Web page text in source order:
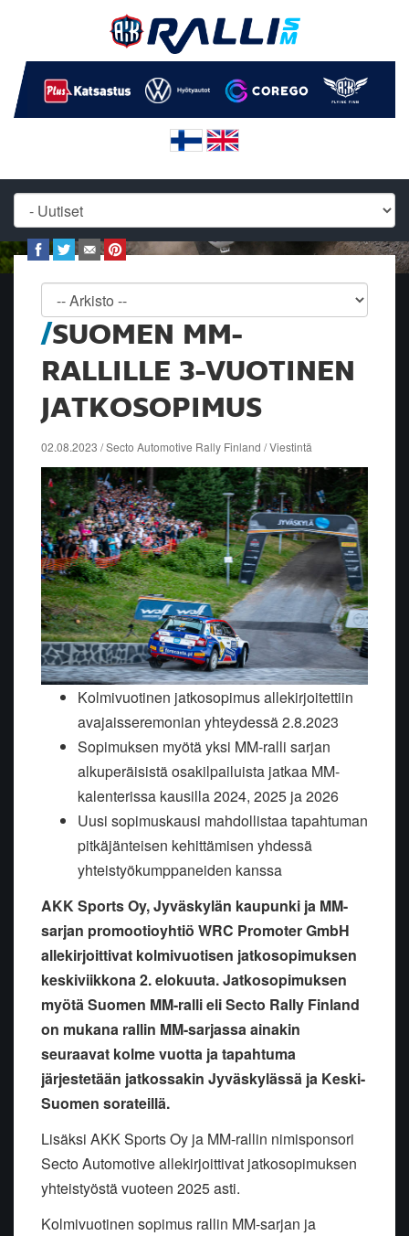
SUOMEN MM-
RALLILLE 3-VUOTINEN
JATKOSOPIMUS
02.08.2023 / Secto Automotive Rally Finland / Viestintä
Kolmivuotinen jatkosopimus allekirjoitettiin
avajaisseremonian yhteydessä 2.8.2023
Sopimuksen myötä yksi MM-ralli sarjan
alkuperäisistä osakilpailuista jatkaa MM-
kalenterissa kausilla 2024, 2025 ja 2026
Uusi sopimuskausi mahdollistaa tapahtuman
pitkäjänteisen kehittämisen yhdessä
yhteistyökumppaneiden kanssa
AKK Sports Oy, Jyväskylän kaupunki ja MM-
sarjan promootioyhtiö WRC Promoter GmbH
allekirjoittivat kolmivuotisen jatkosopimuksen
keskiviikkona 2. elokuuta. Jatkosopimuksen
myötä Suomen MM-ralli eli Secto Rally Finland
on mukana rallin MM-sarjassa ainakin
seuraavat kolme vuotta ja tapahtuma
järjestetään jatkossakin Jyväskylässä ja Keski-
Suomen sorateillä.
Lisäksi AKK Sports Oy ja MM-rallin nimisponsori
Secto Automotive allekirjoittivat jatkosopimuksen
yhteistyöstä vuoteen 2025 asti.
Kolmivuotinen sopimus rallin MM-sarjan ja